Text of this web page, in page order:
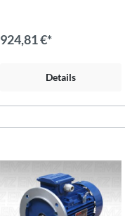
924,81 €*
Details